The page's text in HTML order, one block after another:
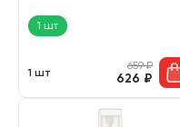
1 шт
1 шт
659₽
626 ₽